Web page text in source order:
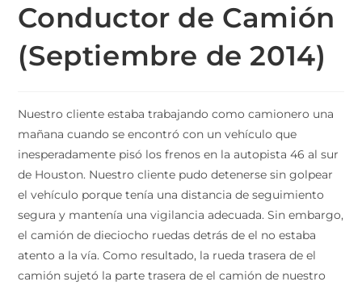
Conductor de Camión
(Septiembre de 2014)
Nuestro cliente estaba trabajando como camionero una
mañana cuando se encontró con un vehículo que
inesperadamente pisó los frenos en la autopista 46 al sur
de Houston. Nuestro cliente pudo detenerse sin golpear
el vehículo porque tenía una distancia de seguimiento
segura y mantenía una vigilancia adecuada. Sin embargo,
el camión de dieciocho ruedas detrás de el no estaba
atento a la vía. Como resultado, la rueda trasera de el
camión sujetó la parte trasera de el camión de nuestro